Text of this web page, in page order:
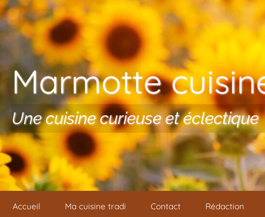
Aller au contenu
Marmotte
Une cuisine curieuse et éclectique
Accueil Ma cuisine tradi Contact Rédaction